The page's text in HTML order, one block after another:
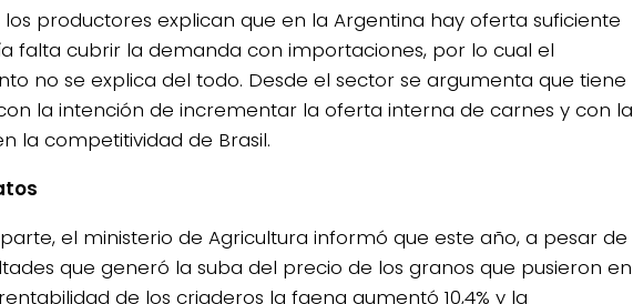
los productores explican que en la Argentina hay oferta suficiente
falta cubrir la demanda con importaciones, por lo cual el
no se explica del todo. Desde el sector se argumenta que tiene
la intención de incrementar la oferta interna de carnes y con la
la competitividad de Brasil.
el ministerio de Agricultura informó que este año, a pesar de
que generó la suba del precio de los granos que pusieron en
de los criaderos la faena aumentó 10,4% y la
salio-